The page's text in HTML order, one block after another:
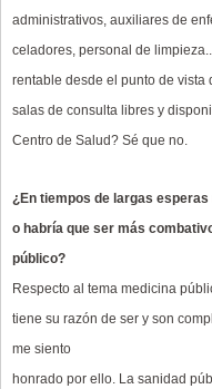
administrativos, auxiliares de
celadores, personal de
rentable desde el punto de
salas de consulta libres y
Centro de Salud? Sé que no.
¿En tiempos de largas
o habría que ser más
público?
Respecto al tema medicina
tiene su razón de ser y son
me siento
honrado por ello. La sanidad